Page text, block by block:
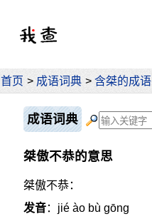
首页 > 成语词典 > 含桀的成语
成语词典
桀傲不恭的意思
桀傲不恭：
发音：jié ào bù gōng